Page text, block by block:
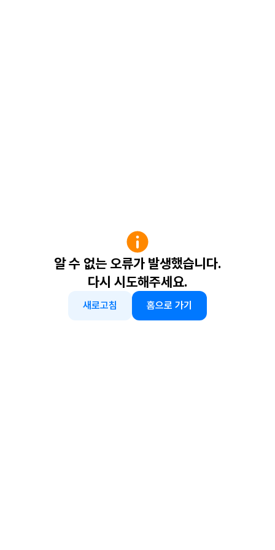
알 수 없는 오류가 발생했습니다.
다시 시도해주세요.
새로고침 홈으로 가기